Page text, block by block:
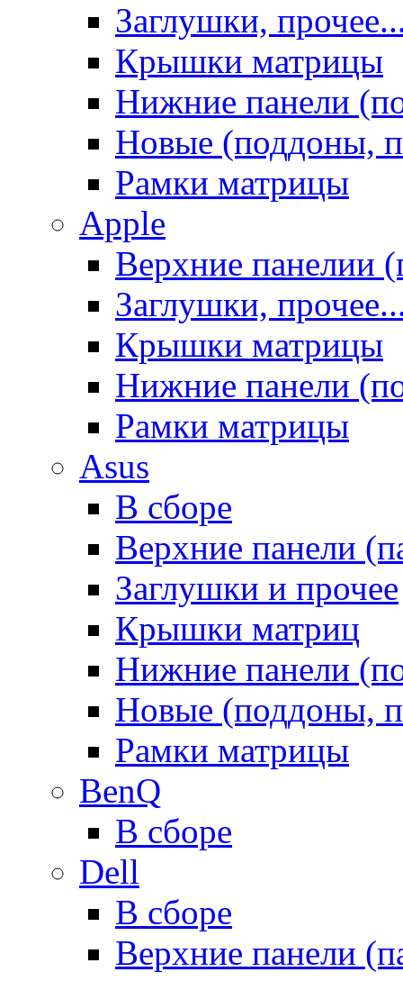
Заглушки,
Крышки матрицы
Нижние панели
Новые (поддоны,
Рамки матрицы
Apple
Верхние панелии
Заглушки,
Крышки матрицы
Нижние панели
Рамки матрицы
Asus
В сборе
Верхние панели
Заглушки и прочее
Крышки матриц
Нижние панели
Новые (поддоны,
Рамки матрицы
BenQ
В сборе
Dell
В сборе
Верхние панели